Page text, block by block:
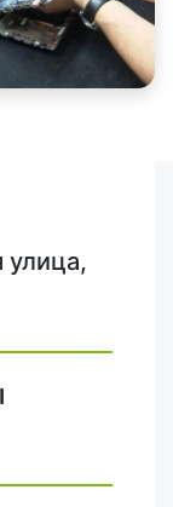
улица,